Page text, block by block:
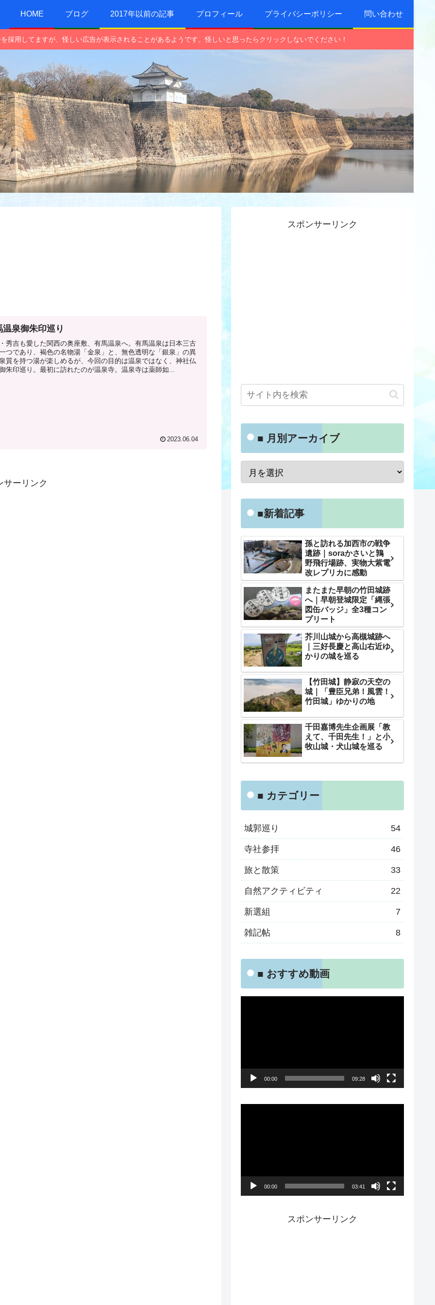
HOME ブログ 2017年以前の記事 プロフィール プライバシーポリシー 問い合わせ
採用してますが、怪しい広告が表示されることがあるようです。怪しいと思ったらクリックしないでください！
温泉御朱印巡り
秀吉も愛した関西の奥座敷、有馬温泉へ。有馬温泉は日本三古
つであり、褐色の名物湯「金泉」と、無色透明な「銀泉」の異
質を持つ湯が楽しめるが、今回の目的は温泉ではなく、神社仏
朱印巡り。最初に訪れたのが温泉寺。温泉寺は薬師如...
2023.06.04
サーリンク
スポンサーリンク
■ 月別アーカイブ
■新着記事
孫と訪れる加西市の戦争
遺跡｜soraかさいと鶉
野飛行場跡、実物大紫電
改レプリカに感動
またまた早朝の竹田城跡
へ｜早朝登城限定「縄張
図缶バッジ」全3種コン
プリート
芥川山城から高槻城跡へ
｜三好長慶と高山右近ゆ
かりの城を巡る
【竹田城】静寂の天空の
城｜「豊臣兄弟！風雲！
竹田城」ゆかりの地
千田嘉博先生企画展「教
えて、千田先生！」と小
牧山城・犬山城を巡る
■ カテゴリー
城郭巡り 54
寺社参拝 46
旅と散策 33
自然アクティビティ 22
新選組 7
雑記帖 8
■ おすすめ動画
00:00 09:28
00:00 03:41
スポンサーリンク